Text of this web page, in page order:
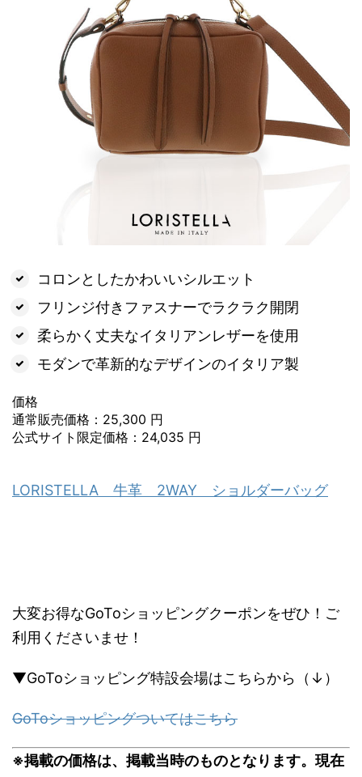
コロンとしたかわいいシルエット
フリンジ付きファスナーでラクラク開閉
柔らかく丈夫なイタリアンレザーを使用
モダンで革新的なデザインのイタリア製
価格
通常販売価格：25,300 円
公式サイト限定価格：24,035 円
LORISTELLA 牛革 2WAY ショルダーバッグ
大変お得なGoToショッピングクーポンをぜひ！ご
利用くださいませ！
▼GoToショッピング特設会場はこちらから（↓）
GoToショッピングついてはこちら
※掲載の価格は、掲載当時のものとなります。現在